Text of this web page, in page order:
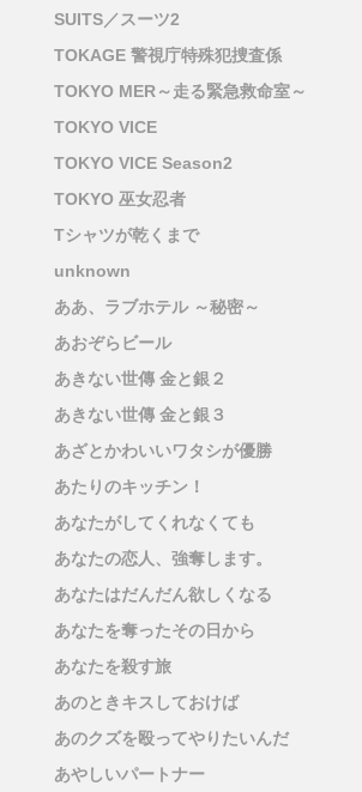
SUITS／スーツ2
TOKAGE 警視庁特殊犯捜査係
TOKYO MER～走る緊急救命室～
TOKYO VICE
TOKYO VICE Season2
TOKYO 巫女忍者
Tシャツが乾くまで
unknown
ああ、ラブホテル ～秘密～
あおぞらビール
あきない世傳 金と銀２
あきない世傳 金と銀３
あざとかわいいワタシが優勝
あたりのキッチン！
あなたがしてくれなくても
あなたの恋人、強奪します。
あなたはだんだん欲しくなる
あなたを奪ったその日から
あなたを殺す旅
あのときキスしておけば
あのクズを殴ってやりたいんだ
あやしいパートナー